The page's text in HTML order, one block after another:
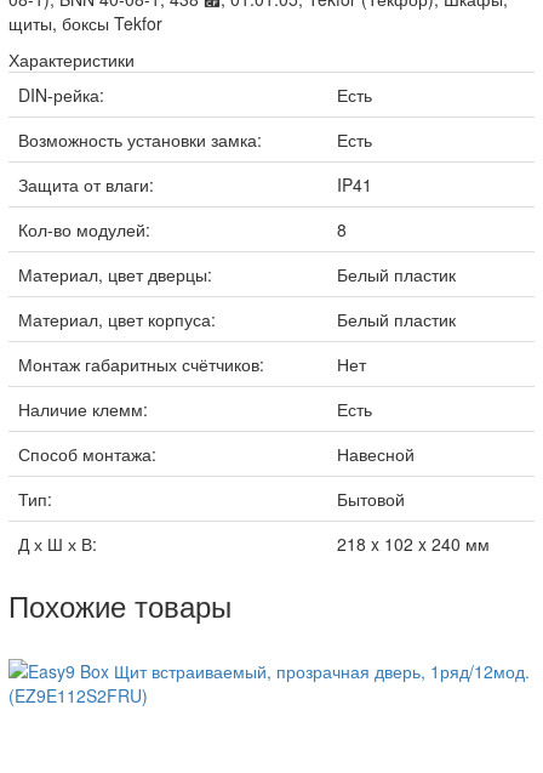
щиты, боксы Tekfor
Характеристики
DIN-рейка:
Есть
Возможность установки замка:
Есть
Защита от влаги:
IP41
Кол-во модулей:
8
Материал, цвет дверцы:
Белый пластик
Материал, цвет корпуса:
Белый пластик
Монтаж габаритных счётчиков:
Нет
Наличие клемм:
Есть
Способ монтажа:
Навесной
Тип:
Бытовой
Д х Ш х В:
218 x 102 x 240 мм
Похожие товары